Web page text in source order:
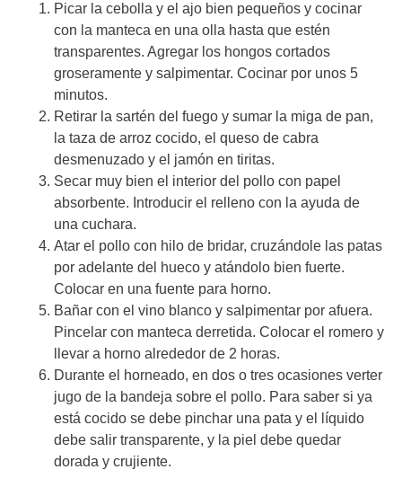
Picar la cebolla y el ajo bien pequeños y cocinar
con la manteca en una olla hasta que estén
transparentes. Agregar los hongos cortados
groseramente y salpimentar. Cocinar por unos 5
minutos.
Retirar la sartén del fuego y sumar la miga de pan,
la taza de arroz cocido, el queso de cabra
desmenuzado y el jamón en tiritas.
Secar muy bien el interior del pollo con papel
absorbente. Introducir el relleno con la ayuda de
una cuchara.
Atar el pollo con hilo de bridar, cruzándole las patas
por adelante del hueco y atándolo bien fuerte.
Colocar en una fuente para horno.
Bañar con el vino blanco y salpimentar por afuera.
Pincelar con manteca derretida. Colocar el romero y
llevar a horno alrededor de 2 horas.
Durante el horneado, en dos o tres ocasiones verter
jugo de la bandeja sobre el pollo. Para saber si ya
está cocido se debe pinchar una pata y el líquido
debe salir transparente, y la piel debe quedar
dorada y crujiente.